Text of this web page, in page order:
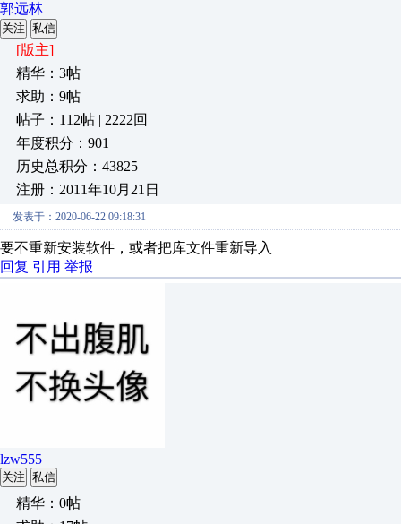
郭远林
关注 私信
[版主]
精华：3帖
求助：9帖
帖子：112帖 | 2222回
年度积分：901
历史总积分：43825
注册：2011年10月21日
发表于：2020-06-22 09:18:31
要不重新安装软件，或者把库文件重新导入
回复 引用 举报
lzw555
关注 私信
精华：0帖